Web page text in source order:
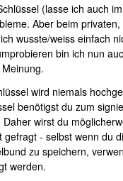
(lasse ich auch
Aber beim
wusste/weiss einfach
bin ich nun
wird niemals
benötigst du zum
wirst du
gefragt - selbst wenn du
zu speichern,
werden.